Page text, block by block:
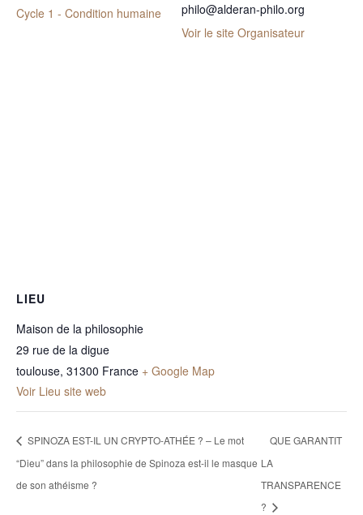
Cycle 1 - Condition humaine
philo@alderan-philo.org
Voir le site Organisateur
LIEU
Maison de la philosophie
29 rue de la digue
toulouse, 31300 France + Google Map
Voir Lieu site web
SPINOZA EST-IL UN CRYPTO-ATHÉE ? – Le mot
“Dieu” dans la philosophie de Spinoza est-il le masque
de son athéisme ?
QUE GARANTIT
LA
TRANSPARENCE
?